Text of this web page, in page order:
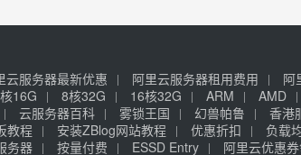
云服务器最新优惠 阿里云服务器租用费用 阿
16G 8核32G 16核32G ARM AMD
云服务器百科 雾锁王国 幻兽帕鲁 香港
教程
安装ZBlog网站教程 优惠折扣 负载
务器
按量付费 ESSD Entry 阿里云优惠